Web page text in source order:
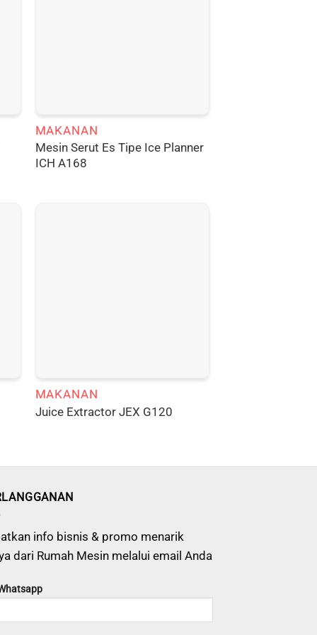
MAKANAN
Mesin Serut Es Tipe Ice Planner
ICH A168
MAKANAN
Juice Extractor JEX G120
info bisnis & promo menarik
dari Rumah Mesin melalui email Anda